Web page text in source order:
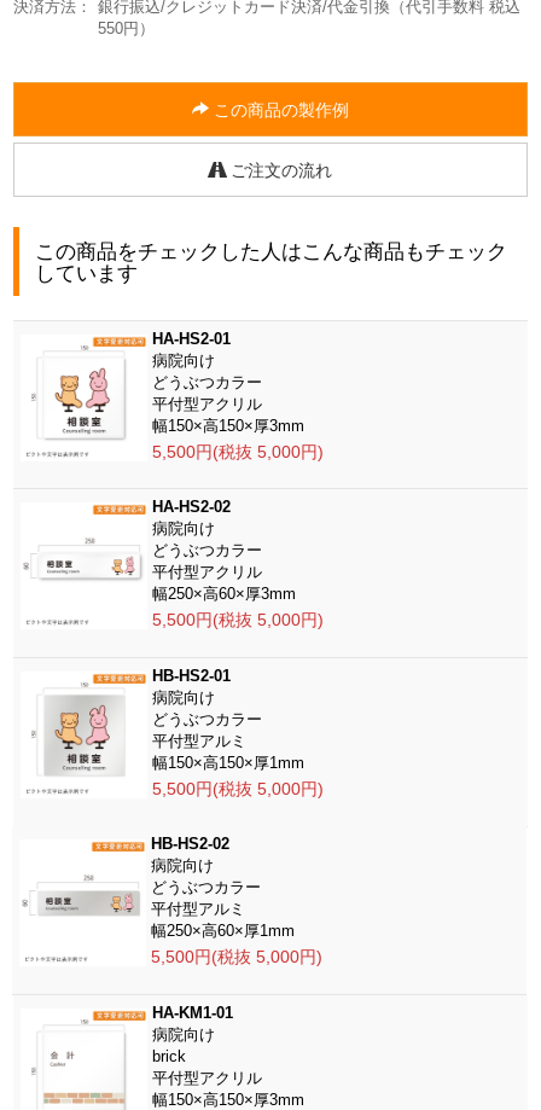
決済方法：
銀行振込/クレジットカード決済/代金引換（代引手数料 税込
550円）
この商品の製作例
ご注文の流れ
この商品をチェックした人はこんな商品もチェック
しています
HA-HS2-01
病院向け
どうぶつカラー
平付型アクリル
幅150×高150×厚3mm
5,500円(税抜 5,000円)
HA-HS2-02
病院向け
どうぶつカラー
平付型アクリル
幅250×高60×厚3mm
5,500円(税抜 5,000円)
HB-HS2-01
病院向け
どうぶつカラー
平付型アルミ
幅150×高150×厚1mm
5,500円(税抜 5,000円)
HB-HS2-02
病院向け
どうぶつカラー
平付型アルミ
幅250×高60×厚1mm
5,500円(税抜 5,000円)
HA-KM1-01
病院向け
brick
平付型アクリル
幅150×高150×厚3mm